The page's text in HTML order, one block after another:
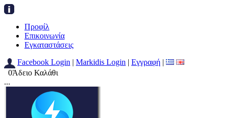
Προφίλ
Επικοινωνία
Εγκαταστάσεις
Facebook Login | Markidis Login | Εγγραφή |
0Άδειο Καλάθι
...